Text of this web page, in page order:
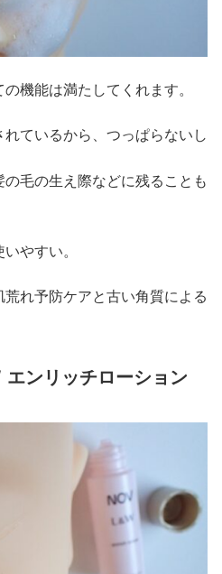
機能は満たしてくれます。
ているから、つっぱらないし
毛の生え際などに残ることも
やすい。
れ予防ケアと古い角質による
ンリッチローション